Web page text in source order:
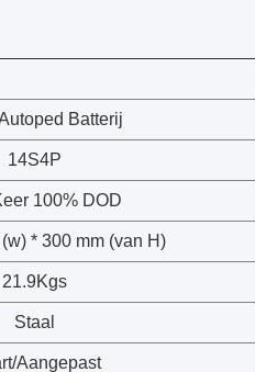
Batterij
14S4P
100% DOD
* 300 mm (van H)
21.9Kgs
Staal
Aangepast